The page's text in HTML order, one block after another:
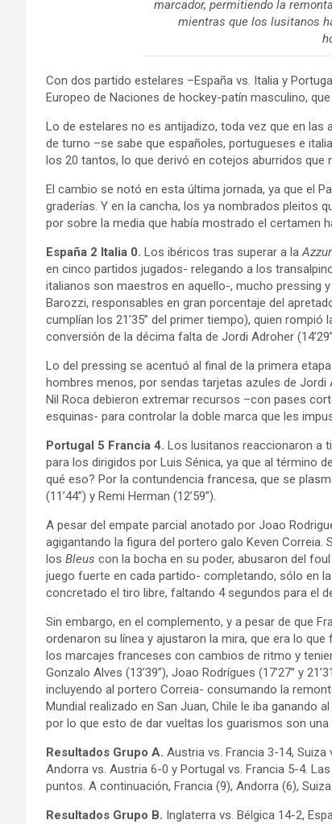
marcador, permitiendo la
mientras que los lusitanos
Con dos partido estelares –España vs. Italia y
Europeo de Naciones de hockey-patín masculino,
Lo de estelares no es antijadizo, toda vez que en
de turno –se sabe que españoles, portugueses e
los 20 tantos, lo que derivó en cotejos aburridos que
El cambio se notó en esta última jornada, ya que el
graderías. Y en la cancha, los ya nombrados pleitos
por sobre la media que había mostrado el certamen
España 2 Italia 0. Los ibéricos tras superar a la
en cinco partidos jugados- relegando a los
italianos son maestros en aquello-, mucho pressing
Barozzi, responsables en gran porcentaje del
cumplían los 21’35” del primer tiempo), quien
conversión de la décima falta de Jordi Adroher
Lo del pressing se acentuó al final de la primera
hombres menos, por sendas tarjetas azules de Jordi
Nil Roca debieron extremar recursos –con pases
esquinas- para controlar la doble marca que les
Portugal 5 Francia 4. Los lusitanos reaccionaron a
para los dirigidos por Luis Sénica, ya que al término
qué eso? Por la contundencia francesa, que se
(11’44”) y Remi Herman (12’59”).
A pesar del empate parcial anotado por Joao
agigantando la figura del portero galo Keven
los Bleus con la bocha en su poder, abusaron del
juego fuerte en cada partido- completando, sólo en
concretado el tiro libre, faltando 4 segundos para el
Sin embargo, en el complemento, y a pesar de que
ordenaron su línea y ajustaron la mira, que era lo
los marcajes franceses con cambios de ritmo y
Gonzalo Alves (13’39”), Joao Rodrígues (17’27” y
incluyendo al portero Correia- consumando la
Mundial realizado en San Juan, Chile le iba ganando
por lo que esto de dar vueltas los guarismos son
Resultados Grupo A. Austria vs. Francia 3-14,
Andorra vs. Austria 6-0 y Portugal vs. Francia 5-4.
puntos. A continuación, Francia (9), Andorra (6),
Resultados Grupo B. Inglaterra vs. Bélgica 14-2,